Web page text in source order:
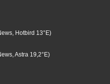
Hotbird 13°E)
Astra 19,2°E)